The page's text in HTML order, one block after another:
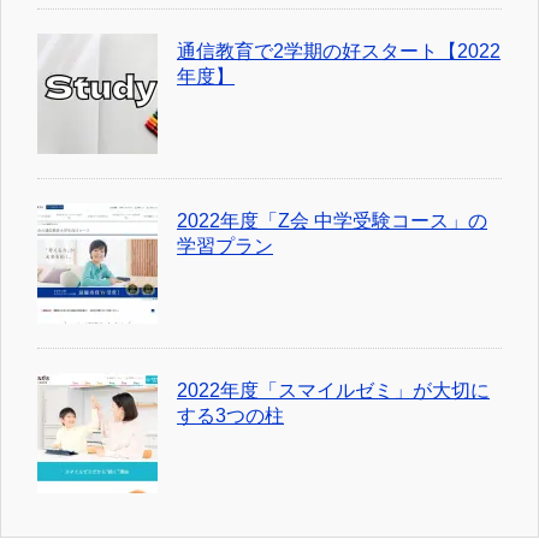
通信教育で2学期の好スタート【2022
年度】
2022年度「Z会 中学受験コース」の
学習プラン
2022年度「スマイルゼミ」が大切に
する3つの柱